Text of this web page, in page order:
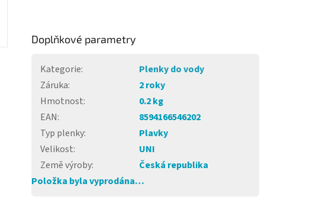
Doplňkové parametry
Kategorie:
Plenky do vody
Záruka:
2 roky
Hmotnost:
0.2 kg
EAN:
8594166546202
Typ plenky:
Plavky
Velikost:
UNI
Země výroby:
Česká republika
Položka byla vyprodána…